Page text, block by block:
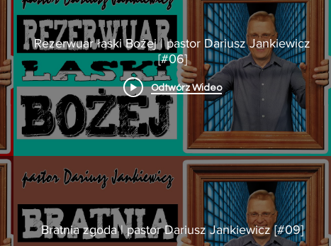
Rezerwuar łaski Bożej | pastor Dariusz Jankiewicz
[#06]
Odtwórz Wideo
Bratnia zgoda | pastor Dariusz Jankiewicz [#09]